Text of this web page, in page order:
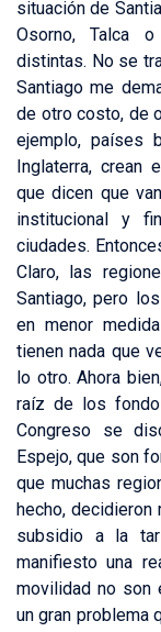
situación de
Osorno, Talca
distintas. No se
Santiago me
de otro costo, de
ejemplo, países
Inglaterra, crean
que dicen que
institucional y
ciudades.
Claro, las
Santiago, pero
en menor
tienen nada que
lo otro. Ahora
raíz de los
Congreso se
Espejo, que son
que muchas
hecho, decidieron
subsidio a la
manifiesto una
movilidad no son
un gran problema